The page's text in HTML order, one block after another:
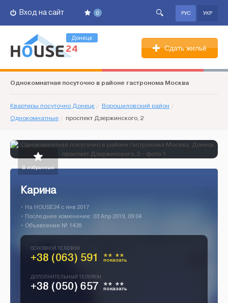
0
Вход на сайт РУС УКР
Донецк
Сдать жильё
Однокомнатная посуточно в районе гастронома Москва
Квартиры посуточно Донецк / Ворошиловский район /
Однокомнатные / проспект Дзержинского, 2
В избранные
Карина
• На HOUSE24 c янв 2017
• Последнее изменение: 03 Апр 2019, 09:04
• Объявление № 1438
ОСНОВНОЙ ТЕЛЕФОН
+38 (063) 591 ** **
показать
ДОПОЛНИТЕЛЬНЫЙ ТЕЛЕФОН
+38 (050) 657 ** **
показать